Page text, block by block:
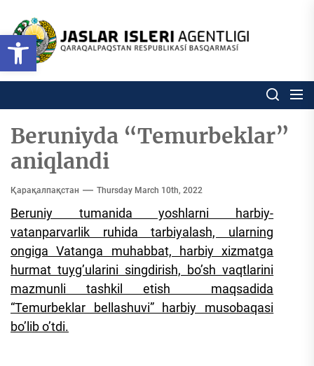
Open toolbar
content
Respublikası
basqarması
Ózbekstan jaslar isleri
Beruniyda “Temurbeklar”
aniqlandi
Қарақалпақстан Thursday March 10th, 2022
Beruniy tumanida yoshlarni harbiy-
vatanparvarlik ruhida tarbiyalash, ularning
ongiga Vatanga muhabbat, harbiy xizmatga
hurmat tuyg’ularini singdirish, bo’sh vaqtlarini
mazmunli tashkil etish maqsadida
“Temurbeklar bellashuvi” harbiy musobaqasi
bo’lib o’tdi.